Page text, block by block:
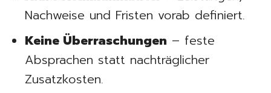
Nachweise und Fristen vorab definiert.
Keine Überraschungen – feste
Absprachen statt nachträglicher
Zusatzkosten.